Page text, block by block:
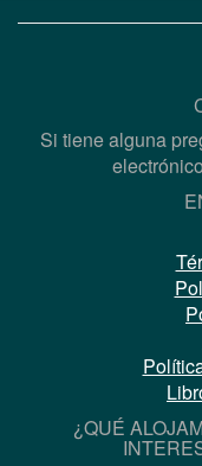
Si tiene alguna
¿QUÉ